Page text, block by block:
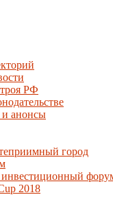
РФ
и анонсы
город
инвестиционный
2018